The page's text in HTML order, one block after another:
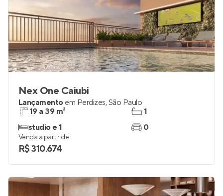
Nex One Caiubi
Lançamento em Perdizes,São Paulo
19 a 39 m²
studio e 1
1
0
Venda a partir de
R$ 310.674